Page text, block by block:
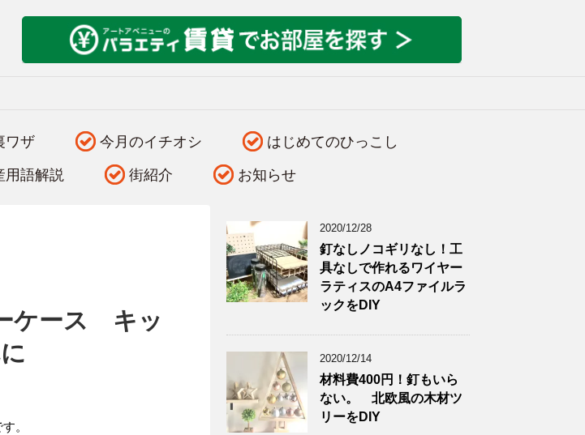
ワザ 今月のイチオシ はじめてのひっこし
用語解説 街紹介 お知らせ
ケース キッ
。
2020/12/28
釘なしノコギリなし！工
具なしで作れるワイヤー
ラティスのA4ファイルラ
ックをDIY
2020/12/14
材料費400円！釘もいら
ない。 北欧風の木材ツ
リーをDIY